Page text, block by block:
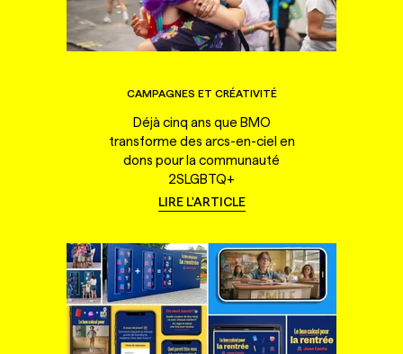
CAMPAGNES ET CRÉATIVITÉ
Déjà cinq ans que BMO
transforme des arcs-en-ciel en
dons pour la communauté
2SLGBTQ+
LIRE L'ARTICLE